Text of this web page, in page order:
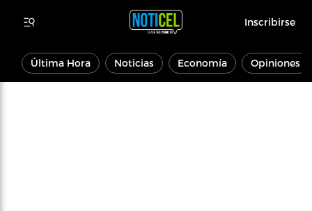
Inscribirse
Última Hora Noticias Economía Opiniones